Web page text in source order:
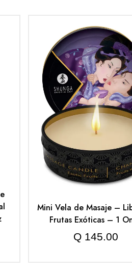
Mini Vela de Masaje –
Frutas Exóticas – 1
Q145.00